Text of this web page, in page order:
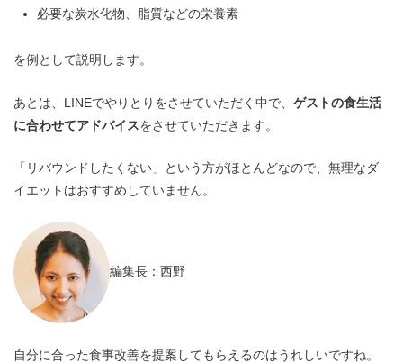
必要な炭水化物、脂質などの栄養素
を例として説明します。
あとは、LINEでやりとりをさせていただく中で、 ゲストの食生活
に合わせてアドバイスをさせていただきます。
「リバウンドしたくない」という方がほとんどなので、無理なダ
イエットはおすすめしていません。
編集長：西野
自分に合った食事改善を提案してもらえるのはうれしいですね。